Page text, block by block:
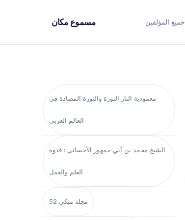
مسموع مكان جميع المؤلفين
معمودية النار الثورة والثورة المضادة في
العالم العربي
الشيخ محمد بن أبي جمهور الأحسائي : قدوة
العلم والعمل
مجلد ميكي 52